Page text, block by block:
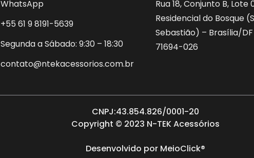
WhatsApp
+55 61 9 8191-5639
Segunda a Sábado: 9:30 – 18:30
contato@ntekacessorios.com.br
Rua 18, Conjunto B, Lote
Residencial do Bosque
Sebastião) – Brasília/DF
71694-026
CNPJ:43.854.826/0001-20
Copyright © 2023 N-TEK Acessórios
Desenvolvido por MeioClick®